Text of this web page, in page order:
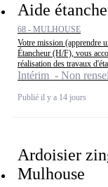
Aide
68 - MULHOUSE
Votre mission (apprendre
Étancheur (H/F), vous
réalisation des travaux
Intérim - Non
Publié il y a 14 jours
Ardoisier
Mulhouse